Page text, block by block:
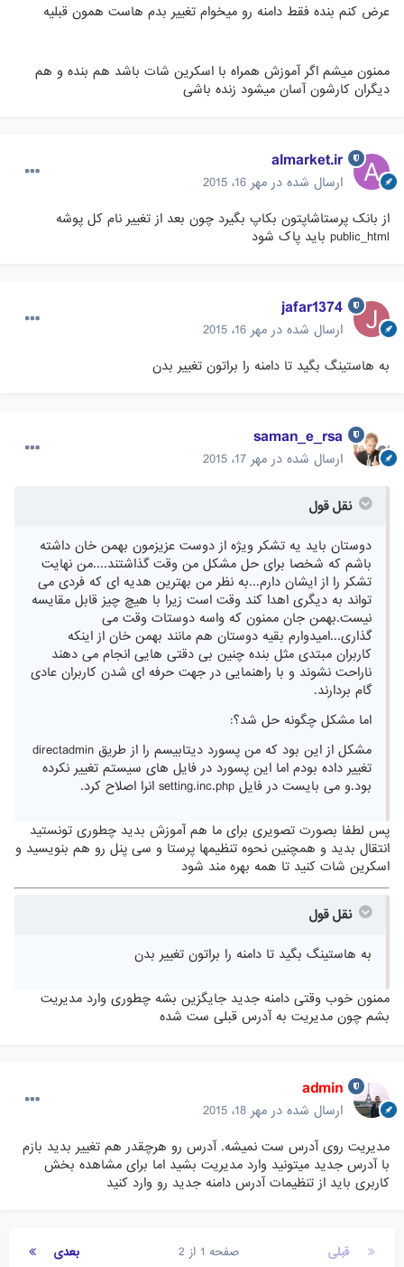
عرض کنم بنده فقط دامنه رو میخوام تغییر بدم هاست همون قبلیه
ممنون میشم اگر آموزش همراه با اسکرین شات باشد هم بنده و هم
دیگران کارشون آسان میشود زنده باشی
almarket.ir
ارسال شده در مهر 16، 2015
از بانک پرستاشاپتون بکاپ بگیرد چون بعد از تغییر نام کل پوشه
public_html باید پاک شود
jafar1374
ارسال شده در مهر 16، 2015
به هاستینگ بگید تا دامنه را براتون تغییر بدن
saman_e_rsa
ارسال شده در مهر 17، 2015
نقل قول
دوستان باید یه تشکر ویژه از دوست عزیزمون بهمن خان داشته
باشم که شخصا برای حل مشکل من وقت گذاشتند....من نهایت
تشکر را از ایشان دارم...به نظر من بهترین هدیه ای که فردی می
تواند به دیگری اهدا کند وقت است زیرا با هیچ چیز قابل مقایسه
نیست.بهمن جان ممنون که واسه دوستات وقت می
گذاری...امیدوارم بقیه دوستان هم مانند بهمن خان از اینکه
کاربران مبتدی مثل بنده چنین بی دقتی هایی انجام می دهند
ناراحت نشوند و با راهنمایی در جهت حرفه ای شدن کاربران عادی
گام بردارند.
اما مشکل چگونه حل شد؟:
مشکل از این بود که من پسورد دیتابیسم را از طریق directadmin
تغییر داده بودم اما این پسورد در فایل های سیستم تغییر نکرده
بود.و می بایست در فایل setting.inc.php انرا اصلاح کرد.
پس لطفا بصورت تصویری برای ما هم آموزش بدید چطوری تونستید
انتقال بدید و همچنین نحوه تنظیمها پرستا و سی پنل رو هم بنویسید و
اسکرین شات کنید تا همه بهره مند شود
نقل قول
به هاستینگ بگید تا دامنه را براتون تغییر بدن
ممنون خوب وقتی دامنه جدید جایگزین بشه چطوری وارد مدیریت
بشم چون مدیریت به آدرس قبلی ست شده
admin
ارسال شده در مهر 18، 2015
مدیریت روی آدرس ست نمیشه. آدرس رو هرچقدر هم تغییر بدید بازم
با آدرس جدید میتونید وارد مدیریت بشید اما برای مشاهده بخش
کاربری باید از تنظیمات آدرس دامنه جدید رو وارد کنید
قبلی بعدی صفحه 1 از 2